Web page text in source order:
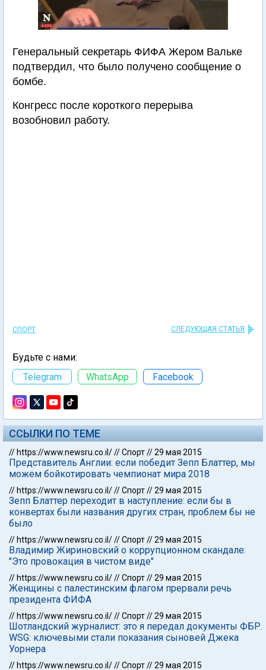
Генеральный секретарь ФИФА Жером Вальке
подтвердил, что было получено сообщение о
бомбе.
Конгресс после короткого перерыва
возобновил работу.
СПОРТ СЛЕДУЮЩАЯ СТАТЬЯ
Будьте с нами:
Telegram
WhatsApp Facebook
ССЫЛКИ ПО ТЕМЕ
// https://www.newsru.co.il///Спорт//29 мая 2015
Представитель Англии: если победит Зепп Блаттер, мы
можем бойкотировать чемпионат мира 2018
// https://www.newsru.co.il///Спорт//29 мая 2015
Зепп Блаттер переходит в наступление: если бы в
конвертах были названия других стран, проблем бы не
было
// https://www.newsru.co.il///Спорт//29 мая 2015
Владимир Жириновский о коррупционном скандале:
"Это провокация в чистом виде"
// https://www.newsru.co.il///Спорт//29 мая 2015
Женщины с палестинским флагом прервали речь
президента ФИФА
// https://www.newsru.co.il///Спорт//29 мая 2015
Шотландский журналист: это я передал документы ФБР.
WSG: ключевыми стали показания сыновей Джека
Уорнера
// https://www.newsru.co.il///Спорт//29 мая 2015